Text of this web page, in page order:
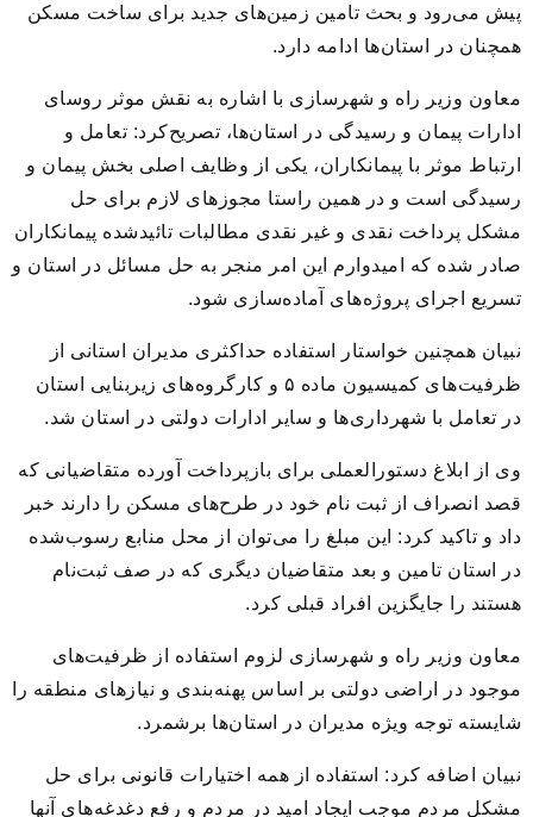
پیش می‌رود و بحث تامین زمین‌های جدید برای ساخت مسکن
همچنان در استان‌ها ادامه دارد.
معاون وزیر راه و شهرسازی با اشاره به نقش موثر روسای
ادارات پیمان و رسیدگی در استان‌ها، تصریح‌کرد: تعامل و
ارتباط موثر با پیمانکاران، یکی از وظایف اصلی بخش پیمان و
رسیدگی است و در همین راستا مجوزهای لازم برای حل
مشکل پرداخت نقدی و غیر نقدی مطالبات تائیدشده پیمانکاران
صادر شده که امیدوارم این امر منجر به حل مسائل در استان و
تسریع اجرای پروژه‌های آماده‌سازی شود.
نبیان همچنین خواستار استفاده حداکثری مدیران استانی از
ظرفیت‌های کمیسیون ماده ۵ و کارگروه‌های زیربنایی استان
در تعامل با شهرداری‌ها و سایر ادارات دولتی در استان شد.
وی از ابلاغ دستورالعملی برای بازپرداخت آورده متقاضیانی که
قصد انصراف از ثبت نام خود در طرح‌های مسکن را دارند خبر
داد و تاکید کرد: این مبلغ را می‌توان از محل منابع رسوب‌شده
در استان تامین و بعد متقاضیان دیگری که در صف ثبت‌نام
هستند را جایگزین افراد قبلی کرد.
معاون وزیر راه و شهرسازی لزوم استفاده از ظرفیت‌های
موجود در اراضی دولتی بر اساس پهنه‌بندی و نیازهای منطقه را
شایسته توجه ویژه مدیران در استان‌ها برشمرد.
نبیان اضافه کرد: استفاده از همه اختیارات قانونی برای حل
مشکل مردم موجب ایجاد امید در مردم و رفع دغدغه‌های آنها